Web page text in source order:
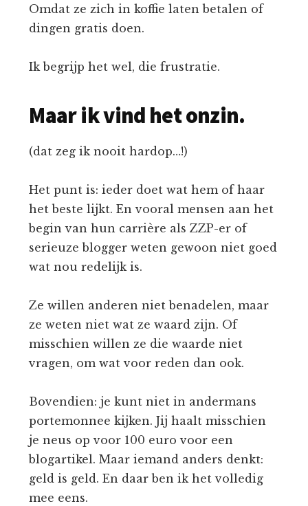
Omdat ze zich in koffie laten betalen of
dingen gratis doen.
Ik begrijp het wel, die frustratie.
Maar ik vind het onzin.
(dat zeg ik nooit hardop…!)
Het punt is: ieder doet wat hem of haar
het beste lijkt. En vooral mensen aan het
begin van hun carrière als ZZP-er of
serieuze blogger weten gewoon niet goed
wat nou redelijk is.
Ze willen anderen niet benadelen, maar
ze weten niet wat ze waard zijn. Of
misschien willen ze die waarde niet
vragen, om wat voor reden dan ook.
Bovendien: je kunt niet in andermans
portemonnee kijken. Jij haalt misschien
je neus op voor 100 euro voor een
blogartikel. Maar iemand anders denkt:
geld is geld. En daar ben ik het volledig
mee eens.